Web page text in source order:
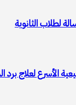
لطلاب الثانوية
الأسرع لعلاج